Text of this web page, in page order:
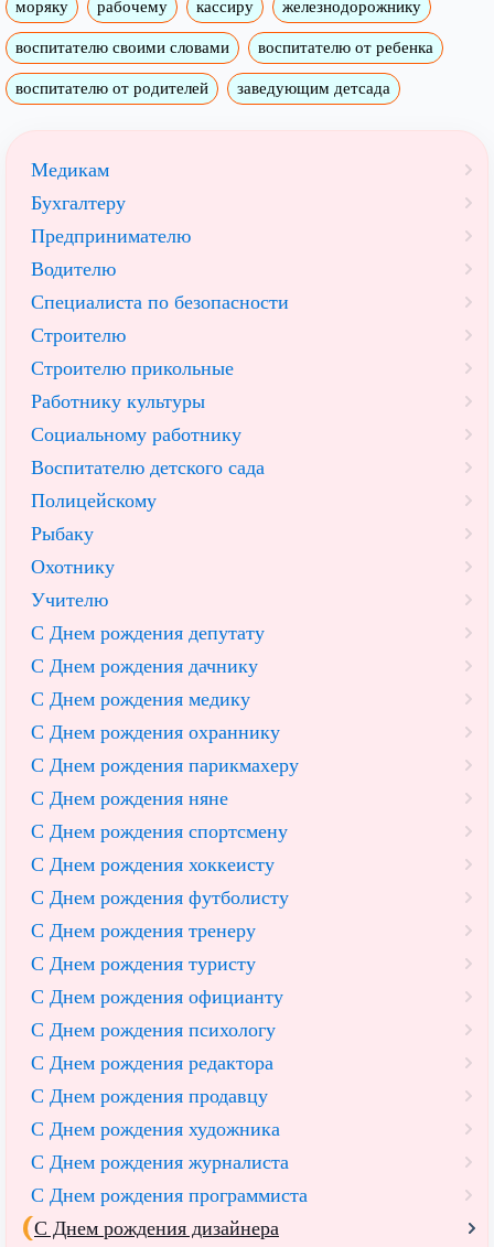
моряку рабочему кассиру железнодорожнику
воспитателю своими словами воспитателю от ребенка
воспитателю от родителей заведующим детсада
Медикам
Бухгалтеру
Предпринимателю
Водителю
Специалиста по безопасности
Строителю
Строителю прикольные
Работнику культуры
Социальному работнику
Воспитателю детского сада
Полицейскому
Рыбаку
Охотнику
Учителю
С Днем рождения депутату
С Днем рождения дачнику
С Днем рождения медику
С Днем рождения охраннику
С Днем рождения парикмахеру
С Днем рождения няне
С Днем рождения спортсмену
С Днем рождения хоккеисту
С Днем рождения футболисту
С Днем рождения тренеру
С Днем рождения туристу
С Днем рождения официанту
С Днем рождения психологу
С Днем рождения редактора
С Днем рождения продавцу
С Днем рождения художника
С Днем рождения журналиста
С Днем рождения программиста
С Днем рождения дизайнера